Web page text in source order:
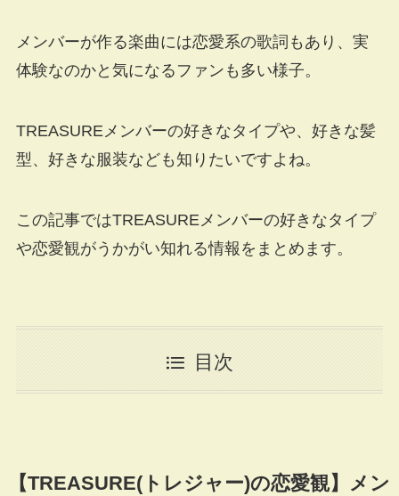
メンバーが作る楽曲には恋愛系の歌詞もあり、実
体験なのかと気になるファンも多い様子。
TREASUREメンバーの好きなタイプや、好きな髪
型、好きな服装なども知りたいですよね。
この記事ではTREASUREメンバーの好きなタイプ
や恋愛観がうかがい知れる情報をまとめます。
目次
【TREASURE(トレジャー)の恋愛観】メン